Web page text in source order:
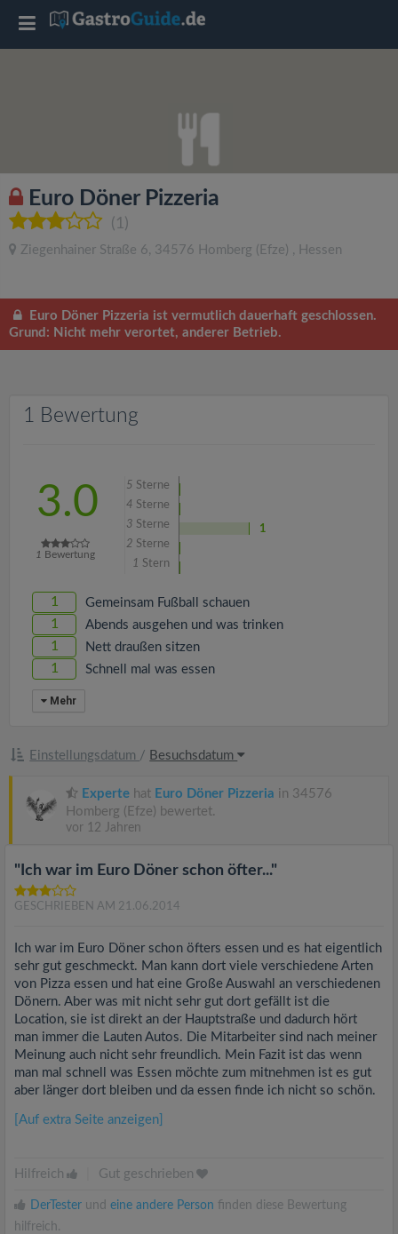
Euro Döner Pizzeria
(1)
Ziegenhainer Straße 6, 34576 Homberg (Efze) , Hessen
Euro Döner Pizzeria ist vermutlich dauerhaft geschlossen.
Grund: Nicht mehr verortet, anderer Betrieb.
1 Bewertung
3.0
1 Bewertung
5 Sterne
4 Sterne
3 Sterne
1
2 Sterne
1 Stern
1 Gemeinsam Fußball schauen
1 Abends ausgehen und was trinken
1 Nett draußen sitzen
1 Schnell mal was essen
Mehr
Einstellungsdatum / Besuchsdatum
Experte hat Euro Döner Pizzeria in 34576
Homberg (Efze) bewertet.
vor 12 Jahren
"Ich war im Euro Döner schon öfter..."
GESCHRIEBEN AM 21.06.2014
Ich war im Euro Döner schon öfters essen und es hat eigentlich
sehr gut geschmeckt. Man kann dort viele verschiedene Arten
von Pizza essen und hat eine Große Auswahl an verschiedenen
Dönern. Aber was mit nicht sehr gut dort gefällt ist die
Location, sie ist direkt an der Hauptstraße und dadurch hört
man immer die Lauten Autos. Die Mitarbeiter sind nach meiner
Meinung auch nicht sehr freundlich. Mein Fazit ist das wenn
man mal schnell was Essen möchte zum mitnehmen ist es gut
aber länger dort bleiben und da essen finde ich nicht so schön.
[Auf extra Seite anzeigen]
Hilfreich Gut geschrieben
DerTester und eine andere Person finden diese Bewertung
hilfreich.
T
l
e
a
g
a
i
o